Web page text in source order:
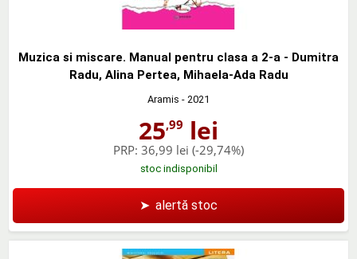
Muzica si miscare. Manual pentru clasa a 2-a - Dumitra
Radu, Alina Pertea, Mihaela-Ada Radu
Aramis - 2021
25,99 lei
PRP: 36,99 lei (-29,74%)
stoc indisponibil
➤ alertă stoc